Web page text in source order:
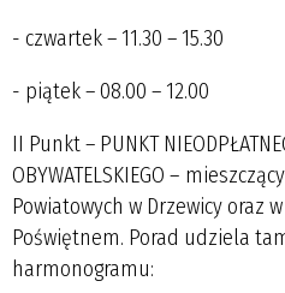
- czwartek – 11.30 – 15.30
- piątek – 08.00 – 12.00
II Punkt – PUNKT
OBYWATELSKIEGO –
Powiatowych w Drzewicy oraz
Poświętnem. Porad udziela
harmonogramu: